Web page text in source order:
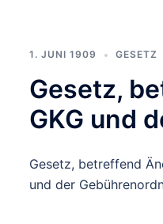
1. JUNI 1909 GESETZ
Gesetz,
GKG und
Gesetz, betreffend
und der